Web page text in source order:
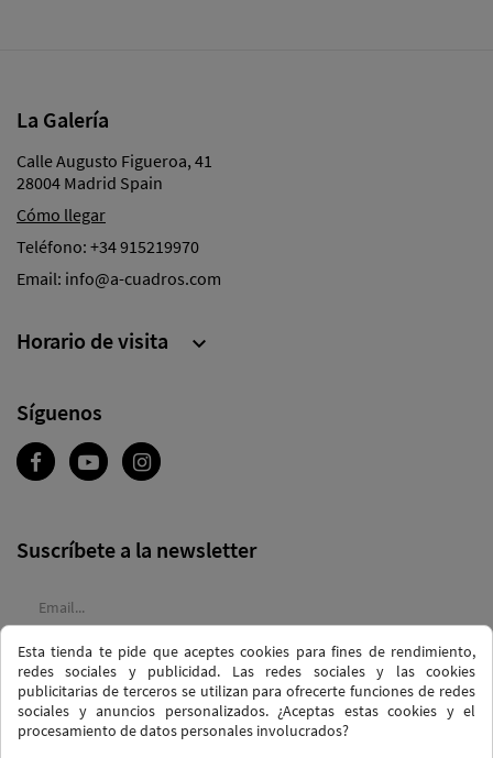
La Galería
Calle Augusto Figueroa, 41
28004 Madrid Spain
Cómo llegar
Teléfono: +34 915219970
Email: info@a-cuadros.com
Síguenos
Horario de visita 
Suscríbete a la newsletter
Acepto las condiciones generales y lapolítica de confidencialidad
Esta tienda te pide que aceptes cookies para fines de rendimiento,
redes sociales y publicidad. Las redes sociales y las cookies
publicitarias de terceros se utilizan para ofrecerte funciones de redes
sociales y anuncios personalizados. ¿Aceptas estas cookies y el
procesamiento de datos personales involucrados?